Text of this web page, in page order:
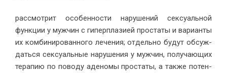
рас­смот­рит осо­бен­но­сти на­ру­ше­ний сек­су­аль­ной
функ­ции у муж­чин с ги­пер­пла­зи­ей про­ста­ты и ва­ри­ан­ты
их ком­би­ни­ро­ван­но­го ле­че­ния; от­дель­но бу­дут об­суж­
дать­ся сек­су­аль­ные на­ру­ше­ния у муж­чин, по­лу­ча­ю­щих
те­ра­пию по по­во­ду аде­но­мы про­ста­ты, а так­же по­тен­